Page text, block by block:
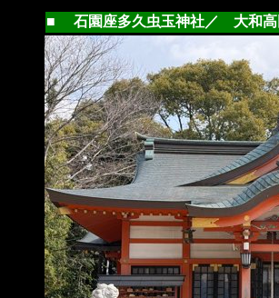
■ 石園座多久虫玉神社／ 大和高